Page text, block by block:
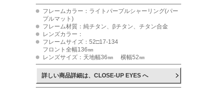
フレームカラー：ライトパープルシャーリング(パー
プルマット)
フレーム材質：純チタン、βチタン、チタン合金
レンズカラー：
フレームサイズ：52□17-134
フロント全幅136㎜
レンズサイズ：天地幅36㎜ 横幅52㎜
詳しい商品詳細は、CLOSE-UP EYES へ